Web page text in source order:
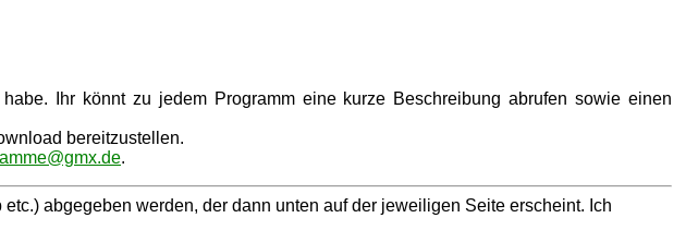
Ihr könnt zu jedem Programm eine kurze Beschreibung abrufen sowie einen
bereitzustellen.
.
abgegeben werden, der dann unten auf der jeweiligen Seite erscheint. Ich